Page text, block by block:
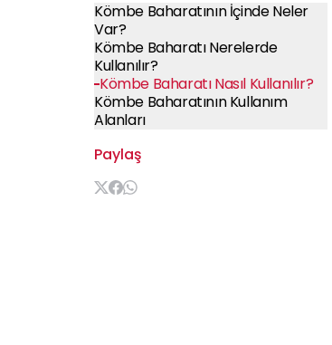
Kömbe Baharatının İçinde Neler
Var?
Kömbe Baharatı Nerelerde
Kullanılır?
Kömbe Baharatı Nasıl Kullanılır?
Kömbe Baharatının Kullanım
Alanları
Paylaş